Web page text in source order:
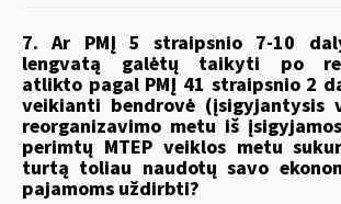
7. Ar PMĮ 5 straipsnio 7-10
lengvatą galėtų taikyti po
atlikto pagal PMĮ 41 straipsnio 2
veikianti bendrovė (įsigyjantysis
reorganizavimo metu iš
perimtų MTEP veiklos metu
turtą toliau naudotų savo
pajamoms uždirbti?